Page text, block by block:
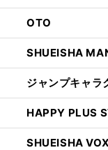
OTO
SHUEISHA
ジャンプキャラ
HAPPY PLUS
SHUEISHA VOX